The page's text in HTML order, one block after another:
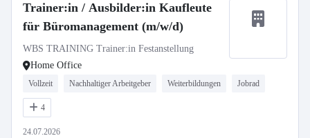
Trainer:in / Ausbilder:in Kaufleute
für Büromanagement (m/w/d)
WBS TRAINING Trainer:in Festanstellung
Home Office
Vollzeit Nachhaltiger Arbeitgeber Weiterbildungen Jobrad
4
24.07.2026